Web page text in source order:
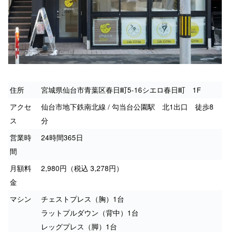
住所
宮城県仙台市青葉区春日町5-16シエロ春日町 1F
アクセ
ス
仙台市地下鉄南北線 / 勾当台公園駅 北1出口 徒歩8
分
営業時
間
24時間365日
月額料
金
2,980円（税込 3,278円）
マシン
チェストプレス（胸）1台
ラットプルダウン（背中）1台
レッグプレス（脚）1台